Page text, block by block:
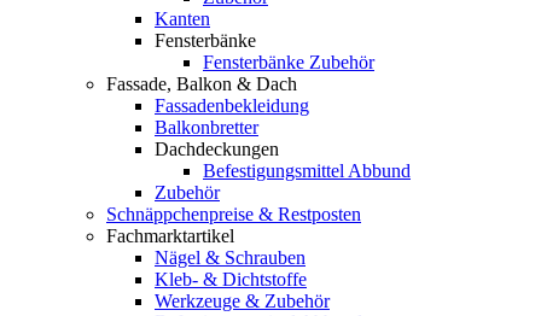
Kanten
Fensterbänke
Fensterbänke Zubehör
Fassade, Balkon & Dach
Fassadenbekleidung
Balkonbretter
Dachdeckungen
Befestigungsmittel Abbund
Zubehör
Schnäppchenpreise & Restposten
Fachmarktartikel
Nägel & Schrauben
Kleb- & Dichtstoffe
Werkzeuge & Zubehör